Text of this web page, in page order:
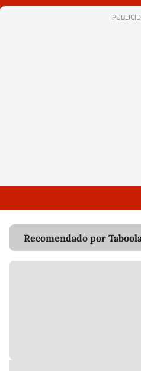
Recomendado por